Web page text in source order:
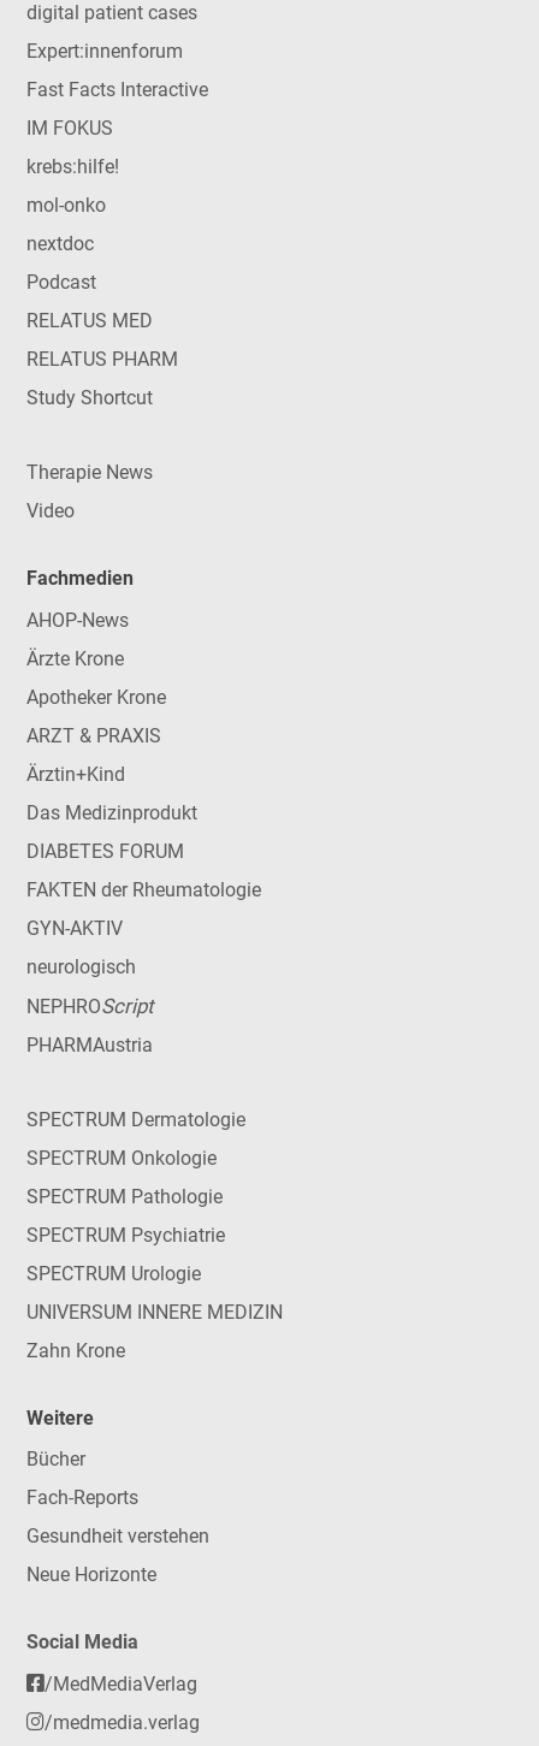
digital patient cases
Expert:innenforum
Fast Facts Interactive
IM FOKUS
krebs:hilfe!
mol-onko
nextdoc
Podcast
RELATUS MED
RELATUS PHARM
Study Shortcut
Therapie News
Video
Fachmedien
AHOP-News
Ärzte Krone
Apotheker Krone
ARZT & PRAXIS
Ärztin+Kind
Das Medizinprodukt
DIABETES FORUM
FAKTEN der Rheumatologie
GYN-AKTIV
neurologisch
NEPHROScript
PHARMAustria
SPECTRUM Dermatologie
SPECTRUM Onkologie
SPECTRUM Pathologie
SPECTRUM Psychiatrie
SPECTRUM Urologie
UNIVERSUM INNERE MEDIZIN
Zahn Krone
Weitere
Bücher
Fach-Reports
Gesundheit verstehen
Neue Horizonte
Social Media
/MedMediaVerlag
/medmedia.verlag